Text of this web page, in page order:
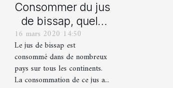
Consommer du jus
de bissap, quels
bienfaits pour la
santé ?
16 mars 2020 14:50
Le jus de bissap est
consommé dans de nombreux
pays sur tous les continents.
La consommation de ce jus a...